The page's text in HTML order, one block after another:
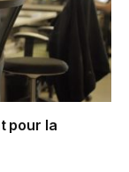
pour la